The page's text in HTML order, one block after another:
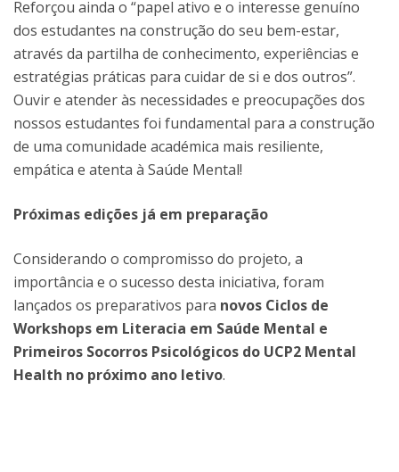
Reforçou ainda o “papel ativo e o interesse genuíno
dos estudantes na construção do seu bem-estar,
através da partilha de conhecimento, experiências e
estratégias práticas para cuidar de si e dos outros”.
Ouvir e atender às necessidades e preocupações dos
nossos estudantes foi fundamental para a construção
de uma comunidade académica mais resiliente,
empática e atenta à Saúde Mental!
Próximas edições já em preparação
Considerando o compromisso do projeto, a
importância e o sucesso desta iniciativa, foram
lançados os preparativos para novos Ciclos de
Workshops em Literacia em Saúde Mental e
Primeiros Socorros Psicológicos do UCP2 Mental
Health no próximo ano letivo.